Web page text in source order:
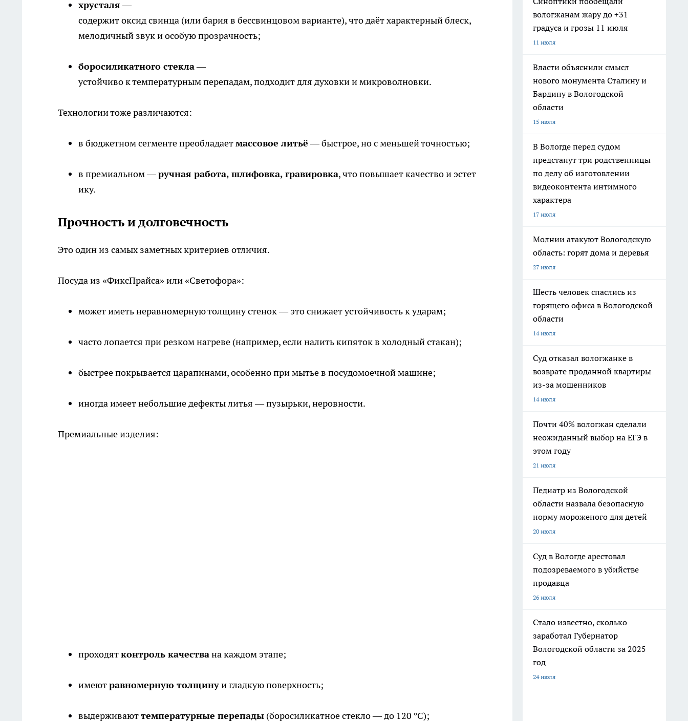
хрусталя—
содержит оксид свинца (или бария в бессвинцовом варианте), что даёт характерный блеск,
мелодичный звук и особую прозрачность;
боросиликатного стекла—
устойчиво к температурным перепадам, подходит для духовки и микроволновки.
Технологии тоже различаются:
в бюджетном сегменте преобладаетмассовое литьё— быстрое, но с меньшей точностью;
в премиальном —ручная работа, шлифовка, гравировка, что повышает качество и эстет
ику.
Прочность и долговечность
Это один из самых заметных критериев отличия.
Посуда из «ФиксПрайса» или «Светофора»:
может иметь неравномерную толщину стенок — это снижает устойчивость к ударам;
часто лопается при резком нагреве (например, если налить кипяток в холодный стакан);
быстрее покрывается царапинами, особенно при мытье в посудомоечной машине;
иногда имеет небольшие дефекты литья — пузырьки, неровности.
Премиальные изделия:
проходятконтроль качествана каждом этапе;
имеютравномерную толщинуи гладкую поверхность;
выдерживаюттемпературные перепады (боросиликатное стекло — до 120 °C);
вологжанам жару до +31
градуса и грозы 11 июля
11 июля
Власти объяснили смысл
нового монумента Сталину и
Бардину в Вологодской
области
15 июля
В Вологде перед судом
предстанут три родственницы
по делу об изготовлении
видеоконтента интимного
характера
17 июля
Молнии атакуют Вологодскую
область: горят дома и деревья
27 июля
Шесть человек спаслись из
горящего офиса в Вологодской
области
14 июля
Суд отказал вологжанке в
возврате проданной квартиры
из-за мошенников
14 июля
Почти 40% вологжан сделали
неожиданный выбор на ЕГЭ в
этом году
21 июля
Педиатр из Вологодской
области назвала безопасную
норму мороженого для детей
20 июля
Суд в Вологде арестовал
подозреваемого в убийстве
продавца
26 июля
Стало известно, сколько
заработал Губернатор
Вологодской области за 2025
год
24 июля